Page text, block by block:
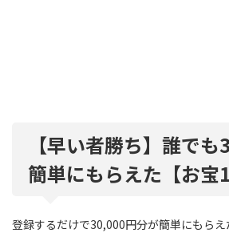
【早い者勝ち】誰で
簡単にもらえた【お宝
登録するだけで30,000円分が簡単にもら